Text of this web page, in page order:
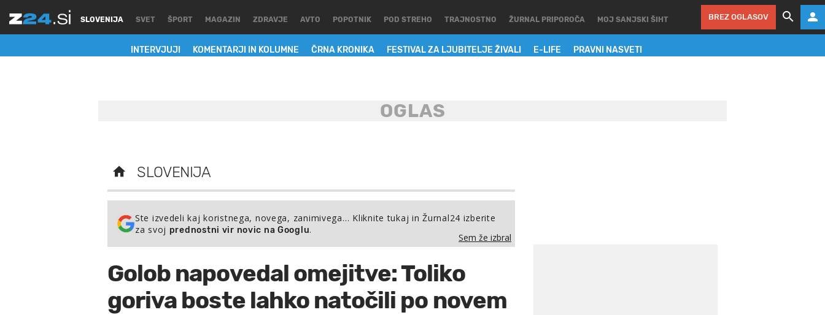
SLOVENIJA
INTERVJUJI KOMENTARJI IN KOLUMNE ČRNA KRONIKA FESTIVAL ZA LJUBITELJE ŽIVALI E-LIFE PRAVNI NASVETI
SVET ŠPORT MAGAZIN ZDRAVJE AVTO POPOTNIK POD STREHO TRAJNOSTNO ŽURNAL PRIPOROČA MOJ SANJSKI ŠIHT BREZ OGLASOV
SLOVENIJA
Ste izvedeli kaj koristnega, novega, zanimivega… Kliknite tukaj in Žurnal24 izberite
za svoj prednostni vir novic na Googlu.
Sem že izbral
Golob napovedal omejitve: Toliko
goriva boste lahko natočili po novem